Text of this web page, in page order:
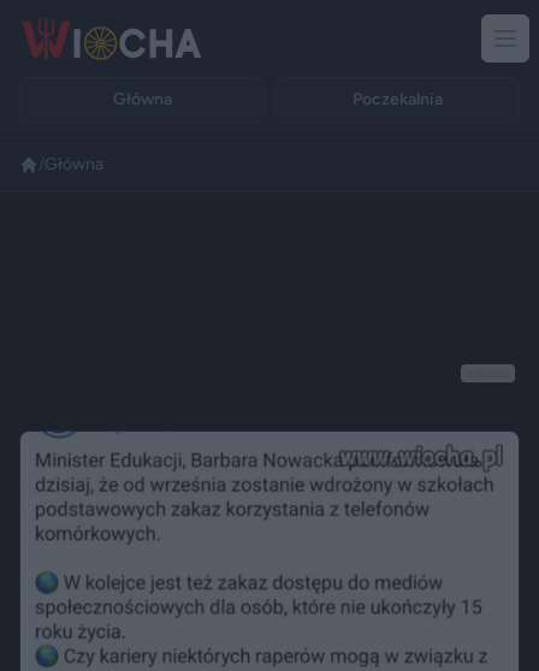
Główna Poczekalnia
Główna